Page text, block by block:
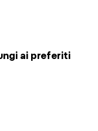
ai preferiti